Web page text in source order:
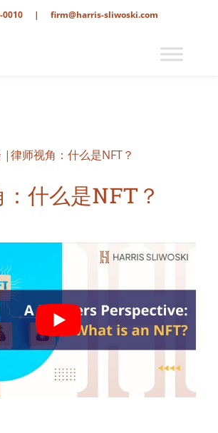
0010 | firm@harris-sliwoski.com
|律师视角：什么是NFT？
什么是NFT？